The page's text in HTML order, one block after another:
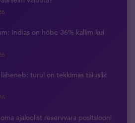
Indias on hõbe 36% kallim kui
läheneb: turul on tekkimas täiuslik
ajaloolist reservvara positsiooni